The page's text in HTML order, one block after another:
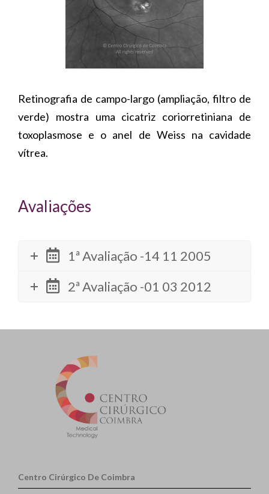
Retinografia de campo-largo (ampliação, filtro de
verde) mostra uma cicatriz coriorretiniana de
toxoplasmose e o anel de Weiss na cavidade
vítrea.
Avaliações
1ª Avaliação -14 11 2005
2ª Avaliação -01 03 2012
Centro Cirúrgico De Coimbra